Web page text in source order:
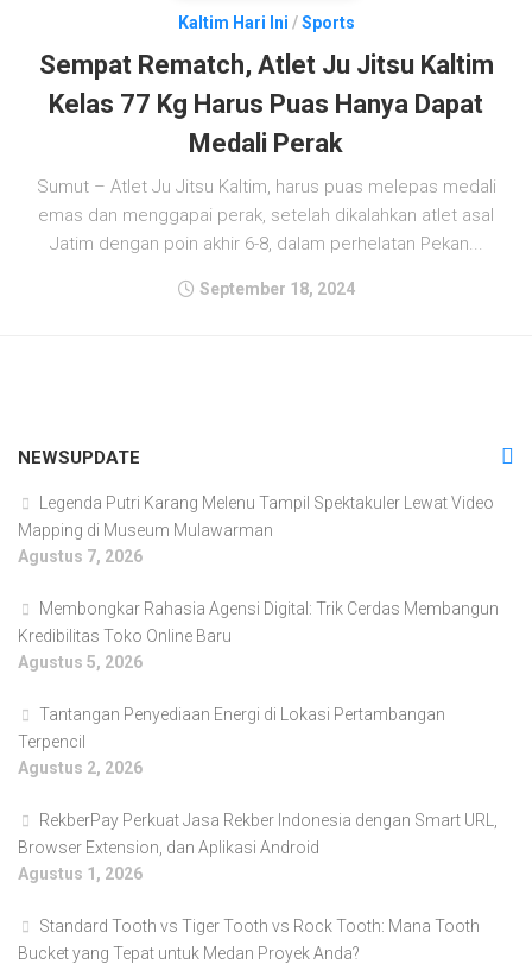
Kaltim Hari Ini /Sports
Sempat Rematch, Atlet Ju Jitsu Kaltim
Kelas 77 Kg Harus Puas Hanya Dapat
Medali Perak
Sumut – Atlet Ju Jitsu Kaltim, harus puas melepas medali
emas dan menggapai perak, setelah dikalahkan atlet asal
Jatim dengan poin akhir 6-8, dalam perhelatan Pekan...
September 18, 2024
NEWSUPDATE
Legenda Putri Karang Melenu Tampil Spektakuler Lewat Video
Mapping di Museum Mulawarman
Agustus 7, 2026
Membongkar Rahasia Agensi Digital: Trik Cerdas Membangun
Kredibilitas Toko Online Baru
Agustus 5, 2026
Tantangan Penyediaan Energi di Lokasi Pertambangan
Terpencil
Agustus 2, 2026
RekberPay Perkuat Jasa Rekber Indonesia dengan Smart URL,
Browser Extension, dan Aplikasi Android
Agustus 1, 2026
Standard Tooth vs Tiger Tooth vs Rock Tooth: Mana Tooth
Bucket yang Tepat untuk Medan Proyek Anda?